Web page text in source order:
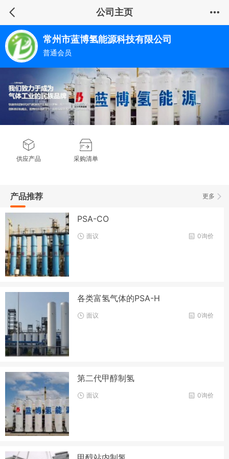
公司主页
常州市蓝博氢能源科技有限公司
普通会员
供应产品 采购清单
更多
产品推荐
PSA-CO
0询价
面议
各类富氢气体的PSA-H
0询价
面议
第二代甲醇制氢
0询价
面议